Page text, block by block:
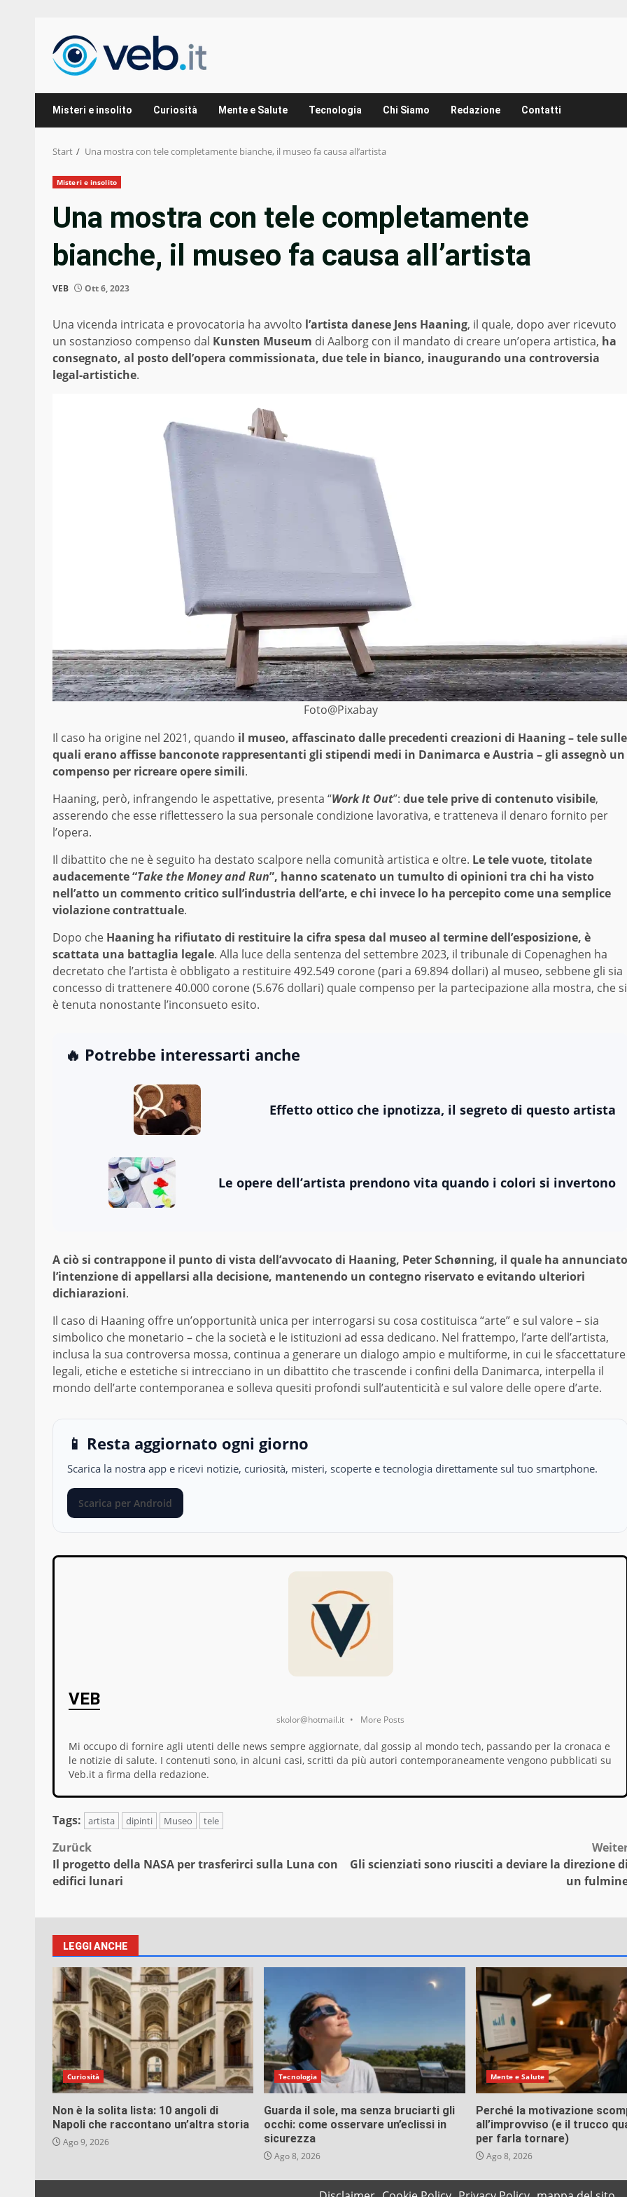
Inhalt
springen
Misteri e insolito Curiosità Mente e Salute Tecnologia Chi Siamo Redazione Contatti
Start Una mostra con tele completamente bianche, il museo fa causa all’artista
Misteri e insolito
Una mostra con tele completamente
bianche, il museo fa causa all’artista
VEB Ott 6, 2023
Una vicenda intricata e provocatoria ha avvolto l’artista danese Jens Haaning, il quale, dopo aver ricevuto
un sostanzioso compenso dal Kunsten Museum di Aalborg con il mandato di creare un’opera artistica, ha
consegnato, al posto dell’opera commissionata, due tele in bianco, inaugurando una controversia
legal-artistiche.
Foto@Pixabay
Il caso ha origine nel 2021, quando il museo, affascinato dalle precedenti creazioni di Haaning – tele sulle
quali erano affisse banconote rappresentanti gli stipendi medi in Danimarca e Austria – gli assegnò un
compenso per ricreare opere simili.
Haaning, però, infrangendo le aspettative, presenta “Work It Out”: due tele prive di contenuto visibile,
asserendo che esse riflettessero la sua personale condizione lavorativa, e tratteneva il denaro fornito per
l’opera.
Il dibattito che ne è seguito ha destato scalpore nella comunità artistica e oltre. Le tele vuote, titolate
audacemente “Take the Money and Run”, hanno scatenato un tumulto di opinioni tra chi ha visto
nell’atto un commento critico sull’industria dell’arte, e chi invece lo ha percepito come una semplice
violazione contrattuale.
Dopo che Haaning ha rifiutato di restituire la cifra spesa dal museo al termine dell’esposizione, è
scattata una battaglia legale. Alla luce della sentenza del settembre 2023, il tribunale di Copenaghen ha
decretato che l’artista è obbligato a restituire 492.549 corone (pari a 69.894 dollari) al museo, sebbene gli sia
concesso di trattenere 40.000 corone (5.676 dollari) quale compenso per la partecipazione alla mostra, che si
è tenuta nonostante l’inconsueto esito.
🔥 Potrebbe interessarti anche
Effetto ottico che ipnotizza, il segreto di questo artista
Le opere dell’artista prendono vita quando i colori si invertono
A ciò si contrappone il punto di vista dell’avvocato di Haaning, Peter Schønning, il quale ha annunciato
l’intenzione di appellarsi alla decisione, mantenendo un contegno riservato e evitando ulteriori
dichiarazioni.
Il caso di Haaning offre un’opportunità unica per interrogarsi su cosa costituisca “arte” e sul valore – sia
simbolico che monetario – che la società e le istituzioni ad essa dedicano. Nel frattempo, l’arte dell’artista,
inclusa la sua controversa mossa, continua a generare un dialogo ampio e multiforme, in cui le sfaccettature
legali, etiche e estetiche si intrecciano in un dibattito che trascende i confini della Danimarca, interpella il
mondo dell’arte contemporanea e solleva quesiti profondi sull’autenticità e sul valore delle opere d’arte.
📱 Resta aggiornato ogni giorno
Scarica la nostra app e ricevi notizie, curiosità, misteri, scoperte e tecnologia direttamente sul tuo smartphone.
Scarica per Android
VEB
skolor@hotmail.it • More Posts
Mi occupo di fornire agli utenti delle news sempre aggiornate, dal gossip al mondo tech, passando per la cronaca e
le notizie di salute. I contenuti sono, in alcuni casi, scritti da più autori contemporaneamente vengono pubblicati su
Veb.it a firma della redazione.
Tags: artista dipinti Museo tele
Beitragsnavigation
Zurück
Il progetto della NASA per trasferirci sulla Luna con
edifici lunari
Gli scienziati sono riusciti a deviare la direzione
un
LEGGI ANCHE
Curiosità
Non è la solita lista: 10 angoli di
Napoli che raccontano un’altra storia
Ago 9, 2026
Tecnologia
Guarda il sole, ma senza bruciarti gli
occhi: come osservare un’eclissi in
sicurezza
Ago 8, 2026
Mente e Salute
Perché la motivazione
all’improvviso (e il trucco
per farla tornare)
Ago 8, 2026